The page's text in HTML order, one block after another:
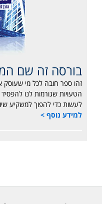
בורסה זה שם
זהו ספר חובה לכל מי
הטעויות שגורמות לנו
לעשות כדי להפוך למשקיע
למידע נוסף >